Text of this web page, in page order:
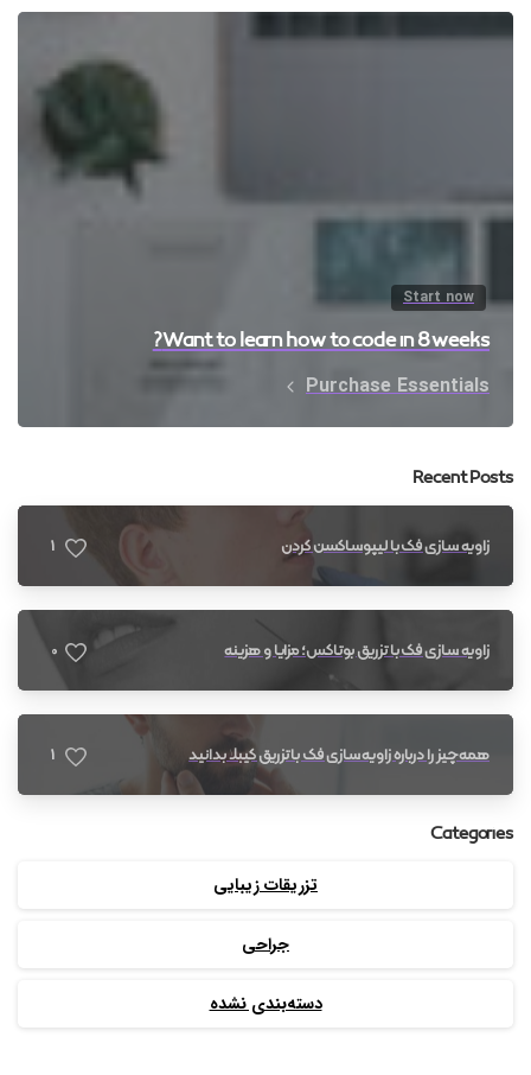
Start now
Want to learn how to code in 8 weeks?
Purchase Essentials
Recent Posts
زاویه سازی فک با لیپوساکشن گردن 1
زاویه سازی فک با تزریق بوتاکس؛ مزایا و هزینه 0
همه چیز را درباره زاویه سازی فک با تزریق کیبلا بدانید 1
Categories
تزریقات زیبایی
جراحی
دسته‌بندی نشده